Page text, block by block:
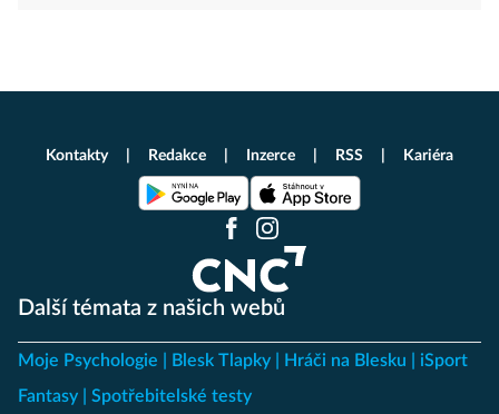
Další témata z našich webů
Moje Psychologie Blesk Tlapky Hráči na Blesku
iSport
Fantasy
Spotřebitelské testy
Kontakty Redakce Inzerce RSS Kariéra